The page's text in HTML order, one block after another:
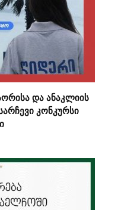
და ანაკლიის
კონკურსი